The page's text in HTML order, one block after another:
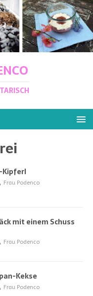
Kipferl
Frau Podenco
mit einem Schuss
Frau Podenco
Kekse
Frau Podenco